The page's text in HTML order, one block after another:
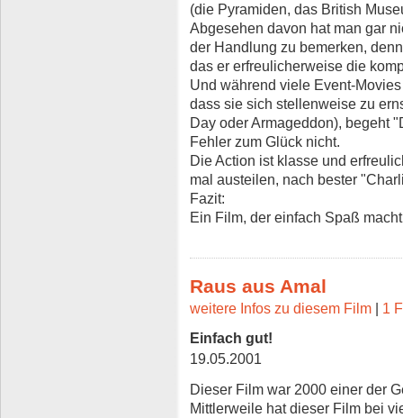
(die Pyramiden, das British
Abgesehen davon hat man gar
der Handlung zu bemerken,
das er erfreulicherweise die
Und während viele Event-
dass sie sich stellenweise zu
Day oder Armageddon), begeht
Fehler zum Glück nicht.
Die Action ist klasse und
mal austeilen, nach bester
Fazit:
Ein Film, der einfach Spaß
Raus aus Amal
weitere Infos zu diesem Film | 1
Einfach gut!
19.05.2001
Dieser Film war 2000 einer der
Mittlerweile hat dieser Film bei